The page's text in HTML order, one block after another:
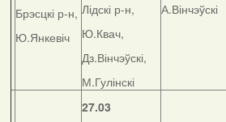
Брэсцкі р-н,
Ю.Янкевіч
Лідскі р-н,
Ю.Квач,
Дз.Вінчэўскі,
М.Гулінскі
А.Вінчэўскі
27.03